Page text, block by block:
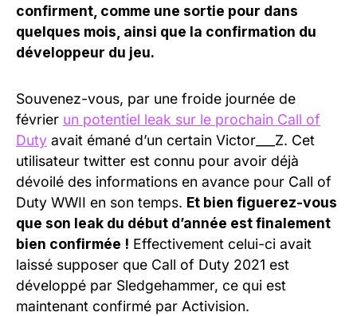
confirment, comme une sortie pour dans
quelques mois, ainsi que la confirmation du
développeur du jeu.
Souvenez-vous, par une froide journée de
février un potentiel leak sur le prochain Call of
Duty avait émané d’un certain Victor___Z. Cet
utilisateur twitter est connu pour avoir déjà
dévoilé des informations en avance pour Call of
Duty WWII en son temps. Et bien figuerez-vous
que son leak du début d’année est finalement
bien confirmée ! Effectivement celui-ci avait
laissé supposer que Call of Duty 2021 est
développé par Sledgehammer, ce qui est
maintenant confirmé par Activision.